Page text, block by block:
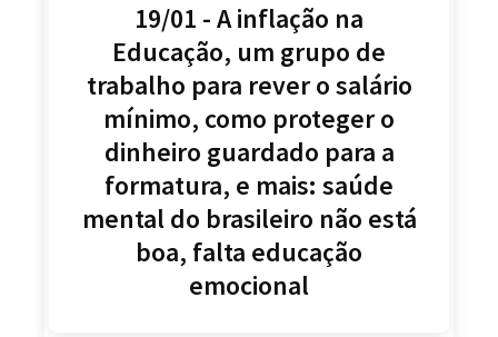
19/01 - A inflação na
Educação, um grupo de
trabalho para rever o salário
mínimo, como proteger o
dinheiro guardado para a
formatura, e mais: saúde
mental do brasileiro não está
boa, falta educação
emocional